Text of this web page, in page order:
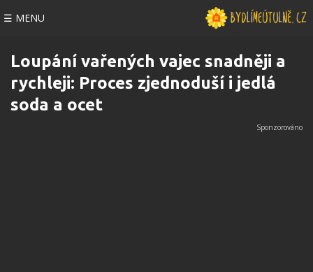
☰ MENU
Loupání vařených vajec snadněji a
rychleji: Proces zjednoduší i jedlá
soda a ocet